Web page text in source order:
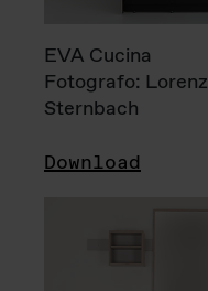
EVA Cucina
Fotografo: Lorenz
Sternbach
Download